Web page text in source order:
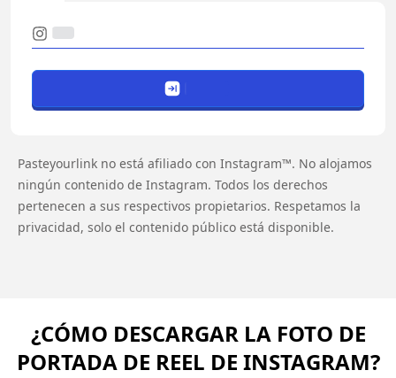
Pasteyourlink no está afiliado con Instagram™. No alojamos
ningún contenido de Instagram. Todos los derechos
pertenecen a sus respectivos propietarios. Respetamos la
privacidad, solo el contenido público está disponible.
¿CÓMO DESCARGAR LA FOTO DE
PORTADA DE REEL DE INSTAGRAM?